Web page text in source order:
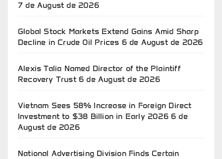
7 de August de 2026
Global Stock Markets Extend Gains Amid Sharp
Decline in Crude Oil Prices 6 de August de 2026
Alexis Talia Named Director of the Plaintiff
Recovery Trust 6 de August de 2026
Vietnam Sees 58% Increase in Foreign Direct
Investment to $38 Billion in Early 2026 6 de
August de 2026
National Advertising Division Finds Certain